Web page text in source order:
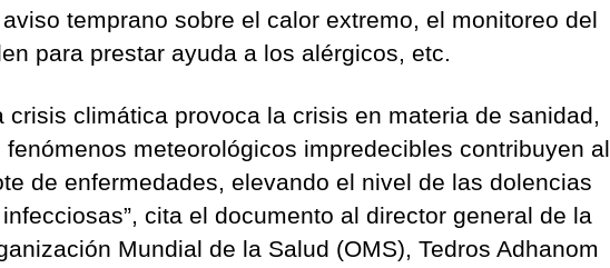
temprano sobre el calor extremo, el monitoreo del
para prestar ayuda a los alérgicos, etc.
crisis climática provoca la crisis en materia de sanidad,
fenómenos meteorológicos impredecibles contribuyen al
de enfermedades, elevando el nivel de las dolencias
cita el documento al director general de la
Mundial de la Salud (OMS), Tedros Adhanom